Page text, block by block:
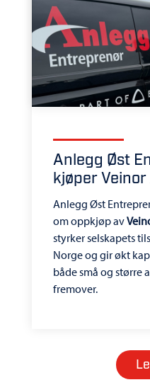
Anlegg Øst
kjøper Veinor
Anlegg Øst
om oppkjøp av
styrker selskapets
Norge og gir økt
både små og større
fremover.